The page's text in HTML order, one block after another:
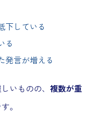
下している
る
発言が増える
いものの、 複数が重
。